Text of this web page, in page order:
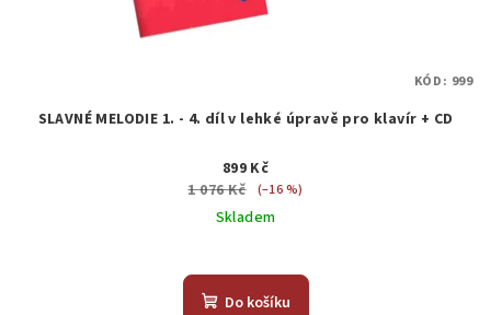
SLAVNÉ MELODIE 1. - 4. díl v lehké úpravě pro klavír + CD
899 Kč
1 076 Kč
(–16 %)
Skladem
hodnocení
produktu
Do košíku
KÓD: 999